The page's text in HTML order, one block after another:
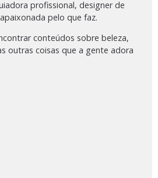
profissional, designer de
pelo que faz.
conteúdos sobre beleza,
outras coisas que a gente adora